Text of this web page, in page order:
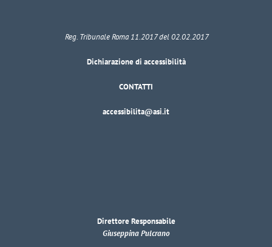
Reg. Tribunale Roma 11.2017 del 02.02.2017
Dichiarazione di accessibilità
CONTATTI
accessibilita@asi.it
Direttore Responsabile
Giuseppina Pulcrano